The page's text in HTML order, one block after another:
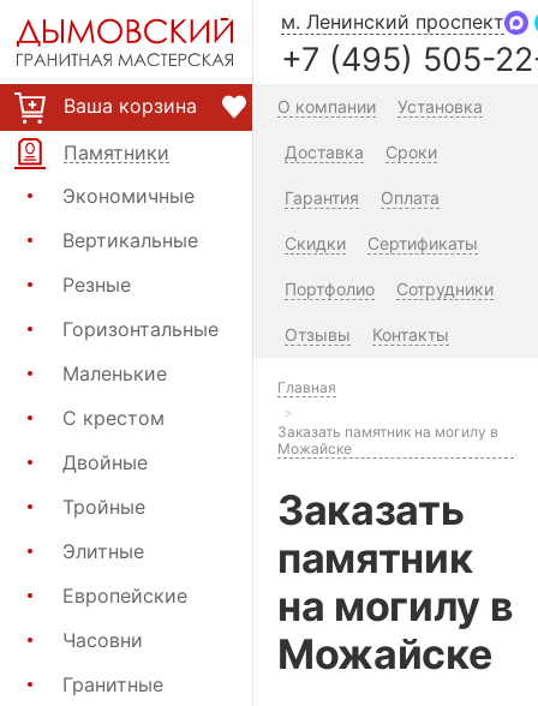
Ваша корзина
Памятники
Экономичные
Вертикальные
Резные
Горизонтальные
Маленькие
С крестом
Двойные
Тройные
Элитные
Европейские
Часовни
Гранитные
м. Ленинский проспект
+7 (495) 505-
О компании Установка
Доставка Сроки
Гарантия Оплата
Скидки Сертификаты
Портфолио Сотрудники
Отзывы Контакты
Главная
Заказать памятник на могилу в
Можайске
Заказать
памятник
на могилу в
Можайске